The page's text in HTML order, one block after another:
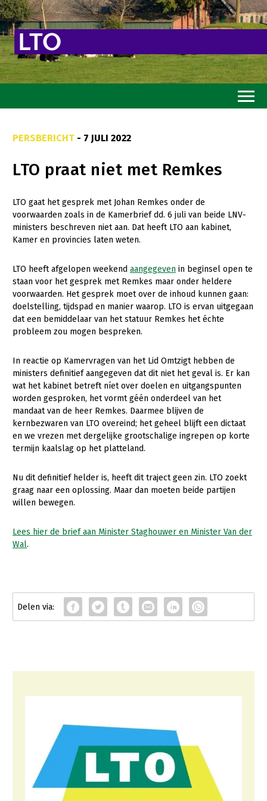
Goed eten
Sterk ondernemerschap
Transitiepaden
Thema’s
Gezonde planten
Gezonde dieren
Natuur, klimaat en energie
Platteland en omgeving
Mens, ondernemerschap en onderwijs
Internationaal
Sectoren
Biologische Landbouw
Geitenhouderij
Kalverhouderij
Paardenhouderij
Pluimveehouderij
Akkerbouw
Biologische Landbouw
Bollenteelt
Bomen, vaste planten en zomerbloemen
PERSBERICHT - 7 JULI 2022
LTO praat niet met Remkes
LTO gaat het gesprek met Johan Remkes onder de
voorwaarden zoals in de Kamerbrief dd. 6 juli van beide LNV-
ministers beschreven niet aan. Dat heeft LTO aan kabinet,
Kamer en provincies laten weten.
LTO heeft afgelopen weekend aangegeven in beginsel open te
staan voor het gesprek met Remkes maar onder heldere
voorwaarden. Het gesprek moet over de inhoud kunnen gaan:
doelstelling, tijdspad en manier waarop. LTO is ervan uitgegaan
dat een bemiddelaar van het statuur Remkes het échte
probleem zou mogen bespreken.
In reactie op Kamervragen van het Lid Omtzigt hebben de
ministers definitief aangegeven dat dit niet het geval is. Er kan
wat het kabinet betreft níet over doelen en uitgangspunten
worden gesproken, het vormt géén onderdeel van het
mandaat van de heer Remkes. Daarmee blijven de
kernbezwaren van LTO overeind; het geheel blijft een dictaat
en we vrezen met dergelijke grootschalige ingrepen op korte
termijn kaalslag op het platteland.
Nu dit definitief helder is, heeft dit traject geen zin. LTO zoekt
graag naar een oplossing. Maar dan moeten beide partijen
willen bewegen.
Lees hier de brief aan Minister Staghouwer en Minister Van der
Wal.